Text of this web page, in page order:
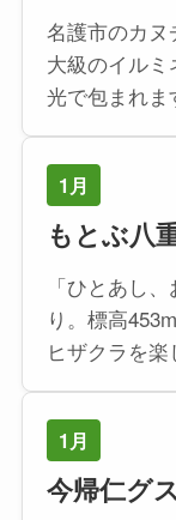
名護市のカ
大級のイル
光で包まれま
1月
もとぶ八
「ひとあし
り。標高
ヒザクラを楽
1月
今帰仁グ